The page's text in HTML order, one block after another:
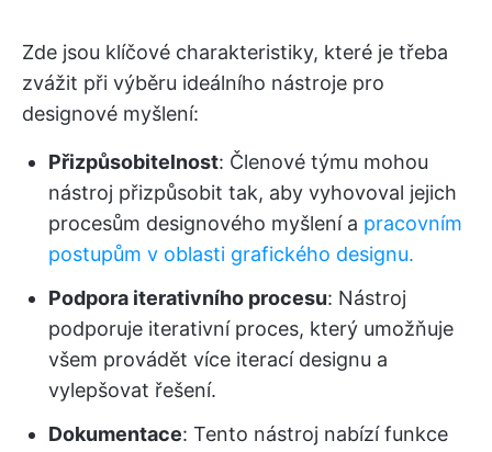
Zde jsou klíčové charakteristiky, které je třeba
zvážit při výběru ideálního nástroje pro
designové myšlení:
Přizpůsobitelnost: Členové týmu mohou
nástroj přizpůsobit tak, aby vyhovoval jejich
procesům designového myšlení a pracovním
postupům v oblasti grafického designu.
Podpora iterativního procesu: Nástroj
podporuje iterativní proces, který umožňuje
všem provádět více iterací designu a
vylepšovat řešení.
Dokumentace: Tento nástroj nabízí funkce